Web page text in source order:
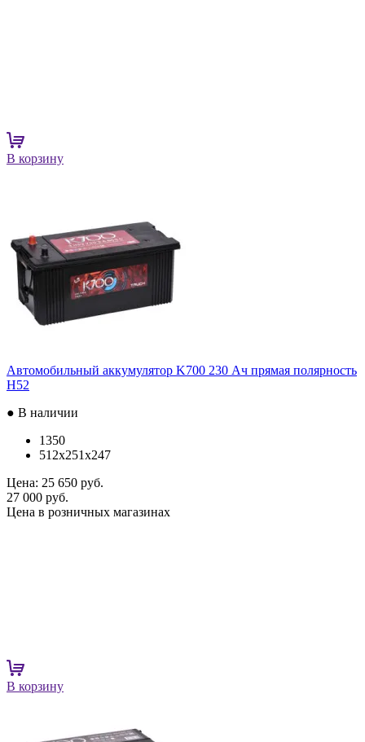
В корзину
Автомобильный аккумулятор K700 230 Ач прямая полярность
H52
● В наличии
1350
512x251x247
Цена: 25 650 руб.
27 000 руб.
Цена в розничных магазинах
В корзину